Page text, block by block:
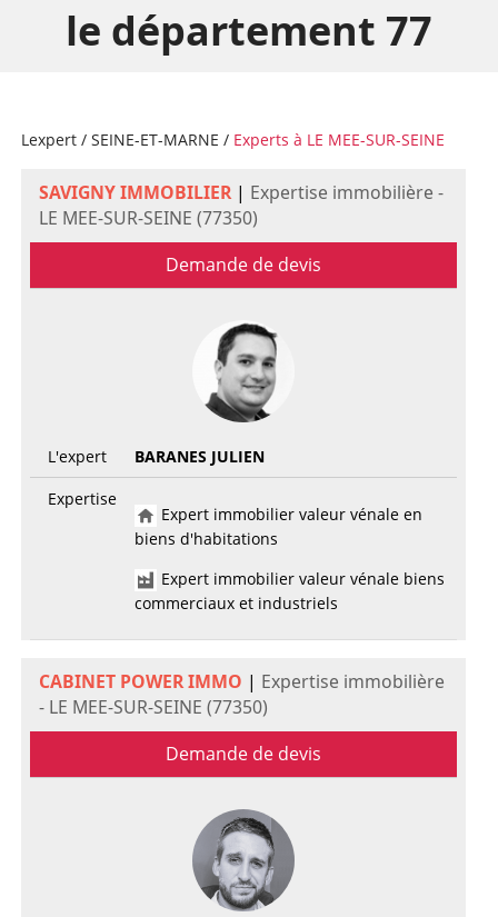
le département 77
Lexpert/ SEINE-ET-MARNE / Experts à LE MEE-SUR-SEINE
SAVIGNY IMMOBILIER| Expertise immobilière -
LE MEE-SUR-SEINE (77350)
Demande de devis
L'expert
BARANES JULIEN
Expertise
Expert immobilier valeur vénale en
biens d'habitations
Expert immobilier valeur vénale biens
commerciaux et industriels
CABINET POWER IMMO | Expertise immobilière
- LE MEE-SUR-SEINE (77350)
Demande de devis